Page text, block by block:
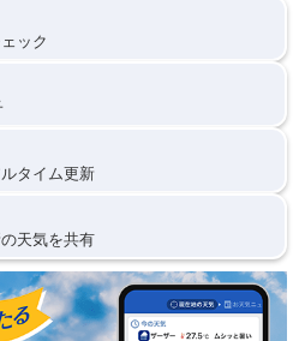
ック
タイム更新
天気を共有